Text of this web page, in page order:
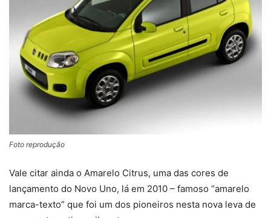
Foto reprodução
Vale citar ainda o Amarelo Citrus, uma das cores de
lançamento do Novo Uno, lá em 2010 – famoso “amarelo
marca-texto” que foi um dos pioneiros nesta nova leva de